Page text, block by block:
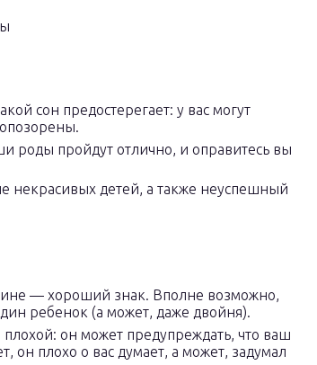
сон предостерегает: у вас могут
роды пройдут отлично, и оправитесь вы
некрасивых детей, а также неуспешный
— хороший знак. Вполне возможно,
ребенок (а может, даже двойня).
он может предупреждать, что ваш
плохо о вас думает, а может, задумал